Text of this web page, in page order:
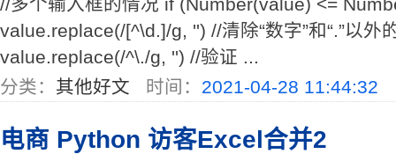
value.replace(/[^\d.]/g, '') //清除“数字”和“.”以外
value.replace(/^\./g, '') //验证 ...
分类： 其他好文 时间： 2021-04-28 11:44:32
电商 Python 访客Excel合并2